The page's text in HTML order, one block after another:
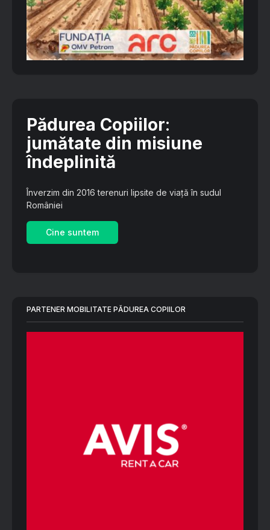
Pădurea Copiilor:
jumătate din misiune
îndeplinită
Înverzim din 2016 terenuri lipsite de viață în sudul
României
Cine suntem
PARTENER MOBILITATE PĂDUREA COPIILOR